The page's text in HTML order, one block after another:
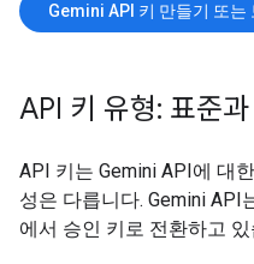
Gemini API 키 만들기 또는
API 키 유형: 표준
API 키는 Gemini API에 대
성은 다릅니다. Gemini API
에서 승인 키로 전환하고 있